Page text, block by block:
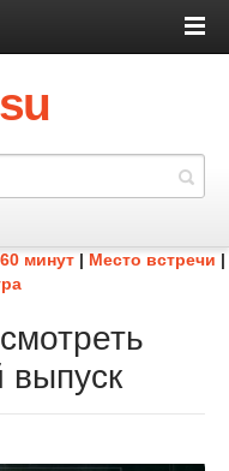
60 минут | Место встречи |
выпуск